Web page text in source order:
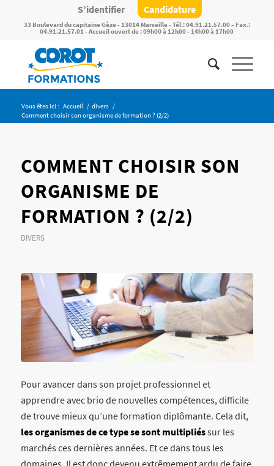
S’identifier Candidature
33 Boulevard du capitaine Gèze - 13014 Marseille - Tél.: 04.91.21.57.00 – Fax.:
04.91.21.57.01 - Accueil ouvert de : 09h00 à 12h00 - 14h00 à 17h00
Vous êtes ici : Accueil / divers /
Comment choisir son organisme de formation ? (2/2)
COMMENT CHOISIR SON
ORGANISME DE
FORMATION ? (2/2)
DIVERS
Pour avancer dans son projet professionnel et
apprendre avec brio de nouvelles compétences, difficile
de trouve mieux qu’une formation diplômante. Cela dit,
les organismes de ce type se sont multipliéssur les
marchés ces dernières années. Et ce dans tous les